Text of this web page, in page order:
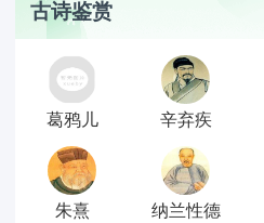
古诗鉴赏
葛鸦儿 辛弃疾
朱熹 纳兰性德